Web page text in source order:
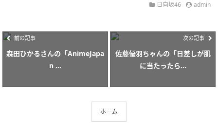
日向坂46 admin
前の記事
森田ひかるさんの「AnimeJapa
n ...
次の記事
佐藤優羽ちゃんの「日差しが肌
に当たったら...
ホーム